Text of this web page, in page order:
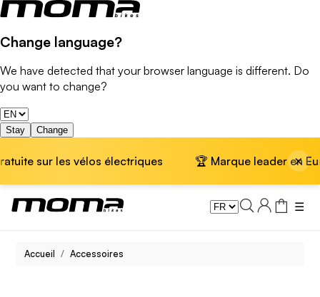
Change language?
We have detected that your browser language is different. Do
you want to change?
Stay Change
sur les vélos électriques 🏆 Marque leader en×
☰
Accueil Accessoires